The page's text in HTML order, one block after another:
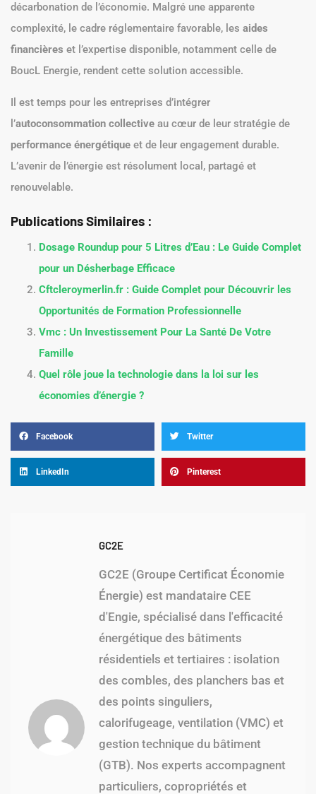
décarbonation de l’économie. Malgré une apparente
complexité, le cadre réglementaire favorable, les aides
financières et l’expertise disponible, notamment celle de
BoucL Energie, rendent cette solution accessible.
Il est temps pour les entreprises d’intégrer
l’autoconsommation collective au cœur de leur stratégie de
performance énergétique et de leur engagement durable.
L’avenir de l’énergie est résolument local, partagé et
renouvelable.
Publications Similaires :
Dosage Roundup pour 5 Litres d’Eau : Le Guide Complet
pour un Désherbage Efficace
Cftcleroymerlin.fr : Guide Complet pour Découvrir les
Opportunités de Formation Professionnelle
Vmc : Un Investissement Pour La Santé De Votre
Famille
Quel rôle joue la technologie dans la loi sur les
économies d’énergie ?
Facebook Twitter
LinkedIn Pinterest
GC2E
GC2E (Groupe Certificat Économie
Énergie) est mandataire CEE
d'Engie, spécialisé dans l'efficacité
énergétique des bâtiments
résidentiels et tertiaires : isolation
des combles, des planchers bas et
des points singuliers,
calorifugeage, ventilation (VMC) et
gestion technique du bâtiment
(GTB). Nos experts accompagnent
particuliers, copropriétés et